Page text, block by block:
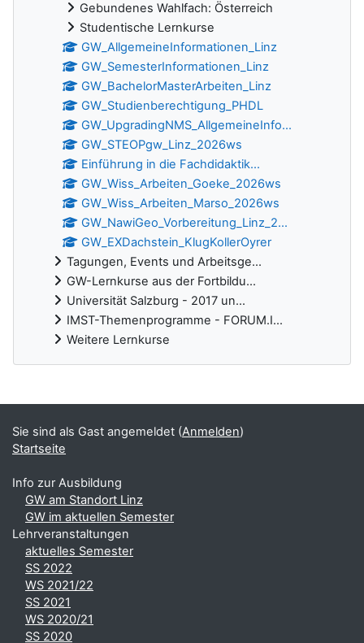
Gebundenes Wahlfach: Österreich
Studentische Lernkurse
GW_AllgemeineInformationen_Linz
GW_SemesterInformationen_Linz
GW_BachelorMasterArbeiten_Linz
GW_Studienberechtigung_PHDL
GW_UpgradingNMS_AllgemeineInfo...
GW_STEOPgw_Linz_2026ws
Einführung in die Fachdidaktik...
GW_Wiss_Arbeiten_Goeke_2026ws
GW_Wiss_Arbeiten_Marso_2026ws
GW_NawiGeo_Vorbereitung_Linz_2...
GW_EXDachstein_KlugKollerOyrer
Tagungen, Events und Arbeitsge...
GW-Lernkurse aus der Fortbildu...
Universität Salzburg - 2017 un...
IMST-Themenprogramme - FORUM.I...
Weitere Lernkurse
Ergänzungsblöcke
Sie sind als Gast angemeldet (Anmelden)
Startseite
Info zur Ausbildung
GW am Standort Linz
GW im aktuellen Semester
Lehrveranstaltungen
aktuelles Semester
SS 2022
WS 2021/22
SS 2021
WS 2020/21
SS 2020